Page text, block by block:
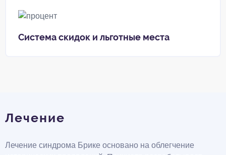
Система скидок и льготные места
Лечение
Лечение синдрома Брике основано на облегчение